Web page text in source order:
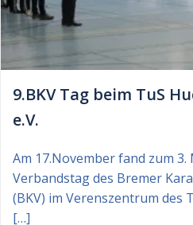
9.BKV Tag beim TuS
e.V.
Am 17.November fand zum 3.
Verbandstag des Bremer
(BKV) im Verenszentrum des
[…]